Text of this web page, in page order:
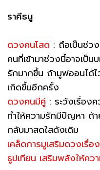
ราศีธนู
ดวงคนโสด : ถือเป็นช่ว
คนที่เข้ามาช่วงนี้อาจเป็
รักมากขึ้น ถ้ามูฟออนได้
เกิดขึ้นอีกครั้ง
ดวงคนมีคู่ : ระวังเรื่อง
ทำให้ความรักมีปัญหา ถ้
กลับมาสดใสดังเดิม
เคล็ดการมูเสริมดวงเรื่
ธูปเทียน เสริมพลังให้คว